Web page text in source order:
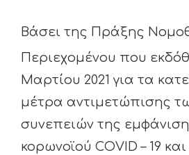
Βάσει της Πράξης
Περιεχομένου που
Μαρτίου 2021 για τα
μέτρα αντιμετώπισης
συνεπειών της
κορωνοϊού COVID – 19